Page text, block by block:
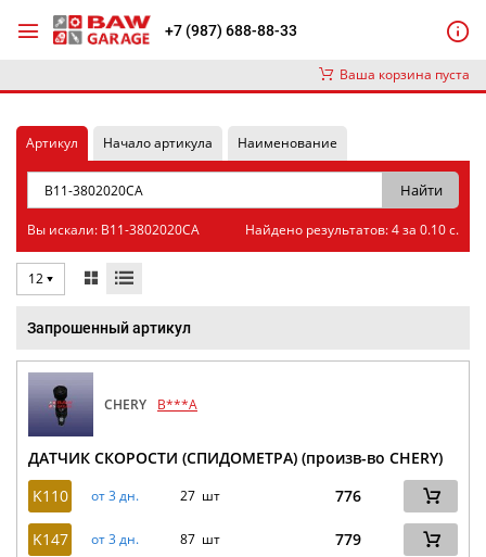
+7 (987) 688-88-33
Ваша корзина пуста
Артикул Начало артикула Наименование
Вы искали: B11-3802020CA Найдено результатов: 4 за 0.10 с.
12
Запрошенный артикул
CHERY B***A
ДАТЧИК СКОРОСТИ (СПИДОМЕТРА) (произв-во CHERY)
K110
от 3 дн. 27 шт 776
K147 от 3 дн. 87 шт 779